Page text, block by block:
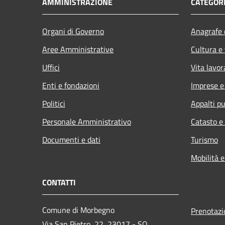
Organi di Governo
Aree Amministrative
Uffici
Enti e fondazioni
Politici
Personale Amministrativo
Documenti e dati
Cultura
Vita
Imprese
Appalti
Catasto
Turismo
Mobilità
CONTATTI
Comune di Morbegno